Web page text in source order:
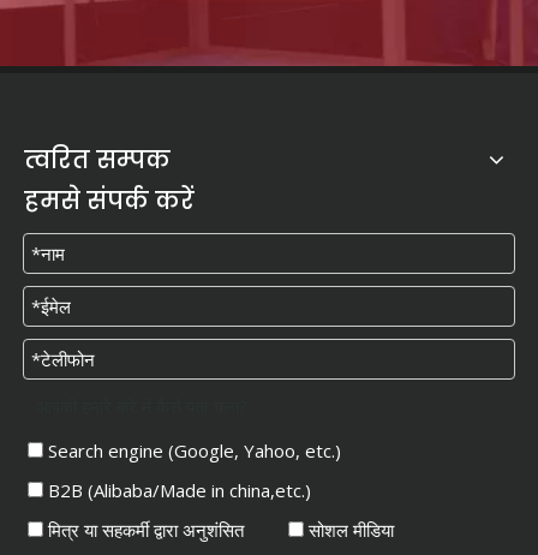
त्वरित सम्पक
हमसे संपर्क करें
Search engine (Google, Yahoo, etc.)
B2B (Alibaba/Made in china,etc.)
मित्र या सहकर्मी द्वारा अनुशंसित
सोशल मीडिया